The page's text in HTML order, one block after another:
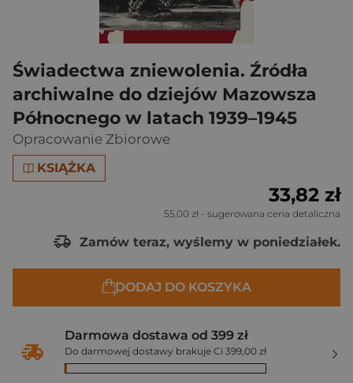
Świadectwa zniewolenia. Źródła
archiwalne do dziejów Mazowsza
Północnego w latach 1939–1945
Opracowanie Zbiorowe
KSIĄŻKA
33,82 zł
55,00 zł - sugerowana cena detaliczna
Zamów teraz, wyślemy w poniedziałek.
DODAJ DO KOSZYKA
Darmowa dostawa od 399 zł
Do darmowej dostawy brakuje Ci 399,00 zł